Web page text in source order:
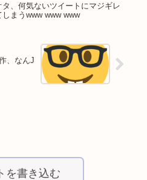
タ、何気ないツイートにマジギレ
しまうwww www www
、なんJ
を書き込む